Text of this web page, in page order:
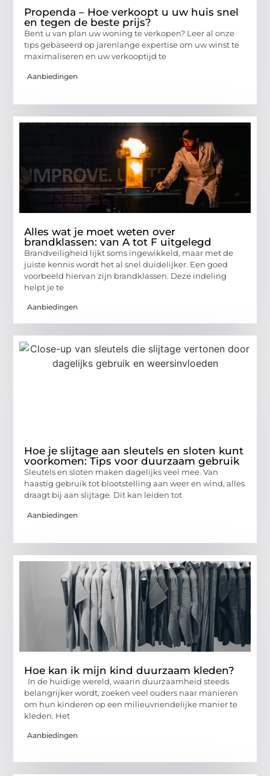
Propenda – Hoe verkoopt u uw huis snel
en tegen de beste prijs?
Bent u van plan uw woning te verkopen? Leer al onze
tips gebaseerd op jarenlange expertise om uw winst te
maximaliseren en uw verkooptijd te
Aanbiedingen
Alles wat je moet weten over
brandklassen: van A tot F uitgelegd
Brandveiligheid lijkt soms ingewikkeld, maar met de
juiste kennis wordt het al snel duidelijker. Een goed
voorbeeld hiervan zijn brandklassen. Deze indeling
helpt je te
Aanbiedingen
Hoe je slijtage aan sleutels en sloten kunt
voorkomen: Tips voor duurzaam gebruik
Sleutels en sloten maken dagelijks veel mee. Van
haastig gebruik tot blootstelling aan weer en wind, alles
draagt bij aan slijtage. Dit kan leiden tot
Aanbiedingen
Hoe kan ik mijn kind duurzaam kleden?
In de huidige wereld, waarin duurzaamheid steeds
belangrijker wordt, zoeken veel ouders naar manieren
om hun kinderen op een milieuvriendelijke manier te
kleden. Het
Aanbiedingen